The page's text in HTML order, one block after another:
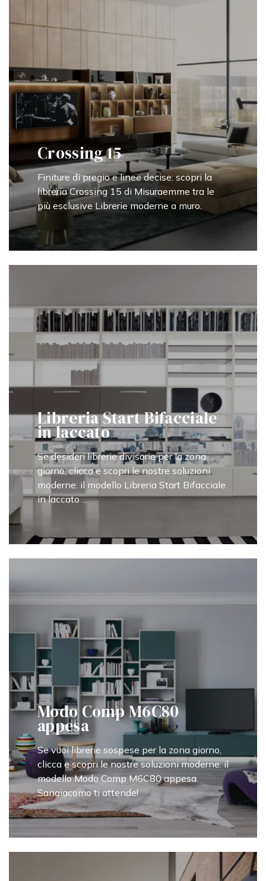
Crossing 15
Finiture di pregio e linee decise: scopri la
libreria Crossing 15 di Misuraemme tra le
più esclusive Librerie moderne a muro.
Libreria Start Bifacciale
in laccato
Se desideri librerie divisorie per la zona
giorno, clicca e scopri le nostre soluzioni
moderne: il modello Libreria Start Bifacciale
in laccato ...
Modo Comp M6C80
appesa
Se vuoi librerie sospese per la zona giorno,
clicca e scopri le nostre soluzioni moderne: il
modello Modo Comp M6C80 appesa
Sangiacomo ti attende!